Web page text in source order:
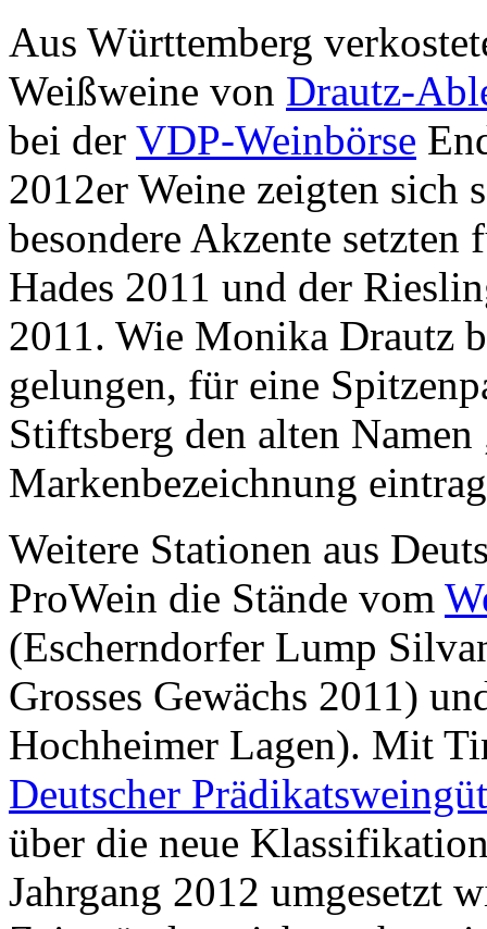
Aus Württemberg
Weißweine von Drautz-
bei der VDP-Weinbörse
2012er Weine zeigten sich
besondere Akzente
Hades 2011 und der
2011. Wie Monika Drautz
gelungen, für eine
Stiftsberg den alten Namen
Markenbezeichnung
Weitere Stationen aus
ProWein die Stände vom
(Escherndorfer Lump
Grosses Gewächs 2011)
Hochheimer Lagen). Mit
Deutscher
über die neue
Jahrgang 2012 umgesetzt